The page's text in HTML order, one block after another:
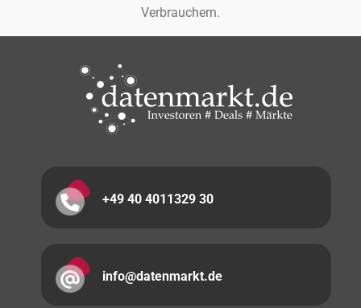
Verbrauchern.
+49 40 4011329 30
info@datenmarkt.de